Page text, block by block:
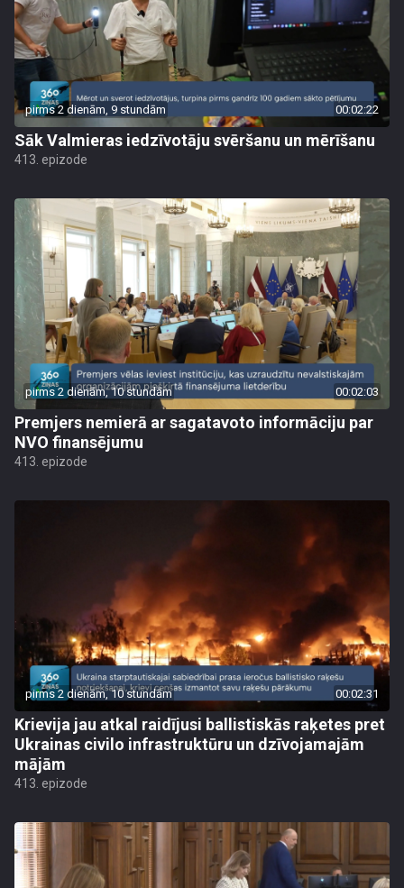
pirms 2 dienām, 9 stundām 00:02:22
Sāk Valmieras iedzīvotāju svēršanu un mērīšanu
413. epizode
pirms 2 dienām, 10 stundām 00:02:03
Premjers nemierā ar sagatavoto informāciju par
NVO finansējumu
413. epizode
pirms 2 dienām, 10 stundām 00:02:31
Krievija jau atkal raidījusi ballistiskās raķetes pret
Ukrainas civilo infrastruktūru un dzīvojamajām
mājām
413. epizode